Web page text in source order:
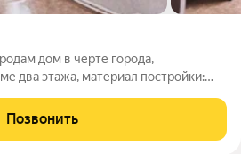
дом в черте города,
два этажа, материал постройки:
газовая котельная, в доме большой
Позвонить